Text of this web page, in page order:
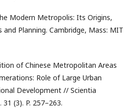
Modern Metropolis: Its Origins,
Planning. Cambridge, Mass: MIT
of Chinese Metropolitan Areas
Role of Large Urban
Development // Scientia
(3). P. 257–263.